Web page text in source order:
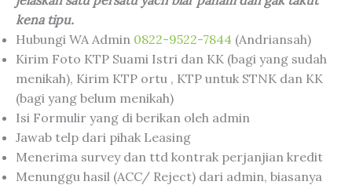
kena tipu.
Hubungi WA Admin 0822-9522-7844 (Andriansah)
Kirim Foto KTP Suami Istri dan KK (bagi yang sudah
menikah), Kirim KTP ortu , KTP untuk STNK dan KK
(bagi yang belum menikah)
Isi Formulir yang di berikan oleh admin
Jawab telp dari pihak Leasing
Menerima survey dan ttd kontrak perjanjian kredit
Menunggu hasil (ACC/ Reject) dari admin, biasanya